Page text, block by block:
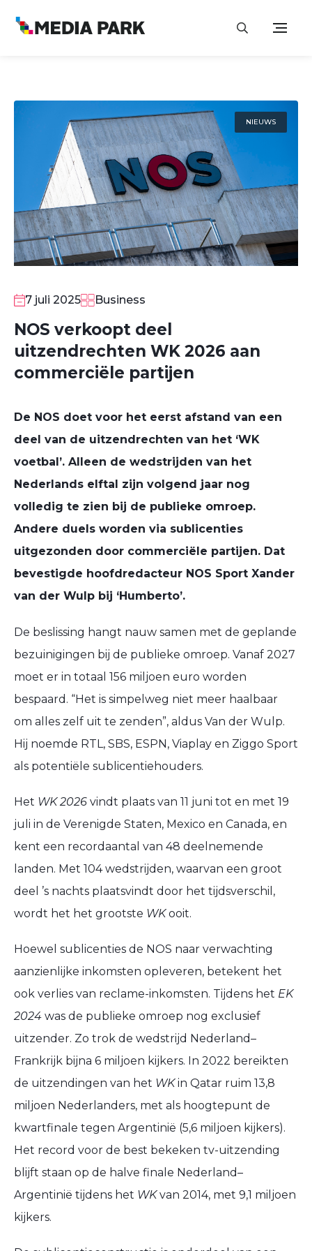
NIEUWS
7 juli 2025 Business
NOS verkoopt deel
uitzendrechten WK 2026 aan
commerciële partijen
De NOS doet voor het eerst afstand van een
deel van de uitzendrechten van het ‘WK
voetbal’. Alleen de wedstrijden van het
Nederlands elftal zijn volgend jaar nog
volledig te zien bij de publieke omroep.
Andere duels worden via sublicenties
uitgezonden door commerciële partijen. Dat
bevestigde hoofdredacteur NOS Sport Xander
van der Wulp bij ‘Humberto’.
De beslissing hangt nauw samen met de geplande
bezuinigingen bij de publieke omroep. Vanaf 2027
moet er in totaal 156 miljoen euro worden
bespaard. “Het is simpelweg niet meer haalbaar
om alles zelf uit te zenden”, aldus Van der Wulp.
Hij noemde RTL, SBS, ESPN, Viaplay en Ziggo Sport
als potentiële sublicentiehouders.
Het WK 2026 vindt plaats van 11 juni tot en met 19
juli in de Verenigde Staten, Mexico en Canada, en
kent een recordaantal van 48 deelnemende
landen. Met 104 wedstrijden, waarvan een groot
deel ’s nachts plaatsvindt door het tijdsverschil,
wordt het het grootste WKooit.
Hoewel sublicenties de NOS naar verwachting
aanzienlijke inkomsten opleveren, betekent het
ook verlies van reclame-inkomsten. Tijdens het EK
2024 was de publieke omroep nog exclusief
uitzender. Zo trok de wedstrijd Nederland–
Frankrijk bijna 6 miljoen kijkers. In 2022 bereikten
de uitzendingen van het WKin Qatar ruim 13,8
miljoen Nederlanders, met als hoogtepunt de
kwartfinale tegen Argentinië (5,6 miljoen kijkers).
Het record voor de best bekeken tv-uitzending
blijft staan op de halve finale Nederland–
Argentinië tijdens het WKvan 2014, met 9,1 miljoen
kijkers.